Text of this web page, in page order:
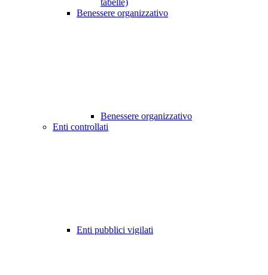
tabelle)
Benessere organizzativo
Benessere organizzativo
Enti controllati
Enti pubblici vigilati